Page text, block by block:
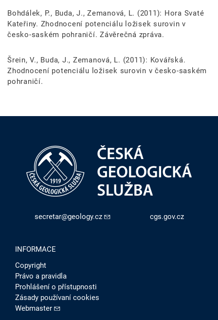
Bohdálek, P., Buda, J., Zemanová, L. (2011): Hora Svaté
Kateřiny. Zhodnocení potenciálu ložisek surovin v
česko-saském pohraničí. Závěrečná zpráva.
Šrein, V., Buda, J., Zemanová, L. (2011): Kovářská.
Zhodnocení potenciálu ložisek surovin v česko-saském
pohraničí.
secretar@geology.cz cgs.gov.cz
INFORMACE
Copyright
Právo a pravidla
Prohlášení o přístupnosti
Zásady používaní cookies
Webmaster